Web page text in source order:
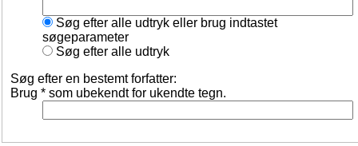
Søg efter alle udtryk eller brug indtastet
søgeparameter
Søg efter alle udtryk
Søg efter en bestemt forfatter:
Brug * som ubekendt for ukendte tegn.